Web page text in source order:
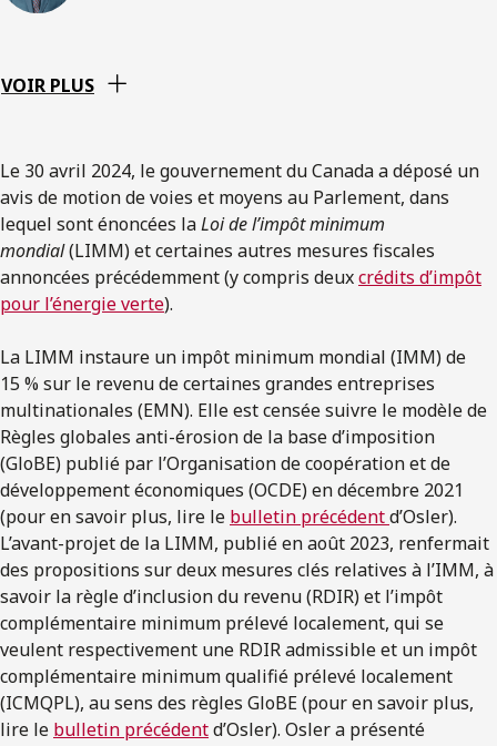
VOIR PLUS
Le 30 avril 2024, le gouvernement du Canada a déposé un
avis de motion de voies et moyens au Parlement, dans
lequel sont énoncées laLoi de l’impôt minimum
mondial(LIMM) et certaines autres mesures fiscales
annoncées précédemment (y compris deuxcrédits d’impôt
pour l’énergie verte).
La LIMM instaure un impôt minimum mondial (IMM) de
15 % sur le revenu de certaines grandes entreprises
multinationales (EMN). Elle est censée suivre le modèle de
Règles globales anti-érosion de la base d’imposition
(GloBE) publié par l’Organisation de coopération et de
développement économiques (OCDE) en décembre 2021
(pour en savoir plus, lire le bulletin précédentd’Osler).
L’avant-projet de la LIMM, publié en août 2023, renfermait
des propositions sur deux mesures clés relatives à l’IMM, à
savoir la règle d’inclusion du revenu (RDIR) et l’impôt
complémentaire minimum prélevé localement, qui se
veulent respectivement une RDIR admissible et un impôt
complémentaire minimum qualifié prélevé localement
(ICMQPL), au sens des règles GloBE (pour en savoir plus,
lire le bulletin précédentd’Osler). Osler a présenté